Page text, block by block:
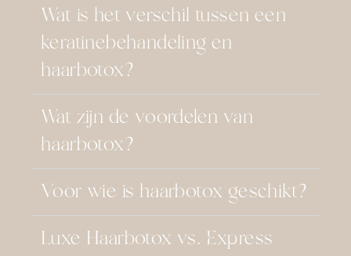
Wat is het verschil tussen een
keratinebehandeling en
haarbotox?
Wat zijn de voordelen van
haarbotox?
Voor wie is haarbotox geschikt?
Luxe Haarbotox vs. Express